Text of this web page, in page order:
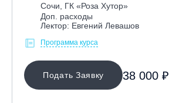
Сочи, ГК «Роза Хутор»
Доп. расходы
Лектор: Евгений Левашов
Программа курса
Подать Заявку 38 000 ₽